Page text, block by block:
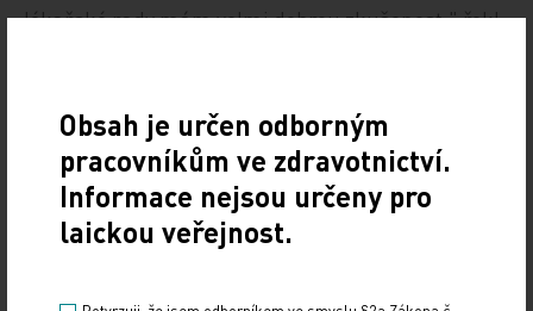
lékařské rady mám velmi dobrou zkušenost," řekl
Primátorův náměstek Pražák řekl, že nemocnice
se v žádném případě nebude privatizovat. "Z pozice
zřizovatele vidíme tuhle nemocnici jako takové
rodinné stříbro, které by vždy mělo zůstat ve
Obsah je určen odborným
pracovníkům ve zdravotnictví.
Informace nejsou určeny pro
laickou veřejnost.